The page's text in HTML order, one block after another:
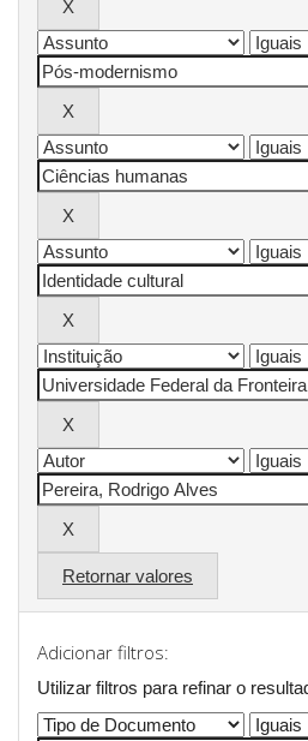
Retornar valores
Adicionar filtros:
Utilizar filtros para refinar o